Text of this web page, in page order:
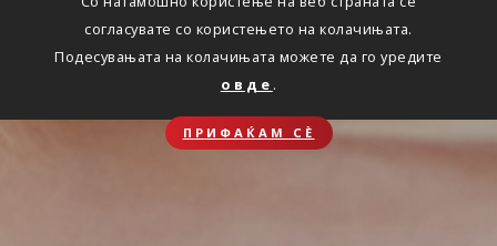
согласувате со користењето на колачињата.
Подесувањата на колачињата можете да го уредите
овде .
ПРИФАЌАМ СЀ